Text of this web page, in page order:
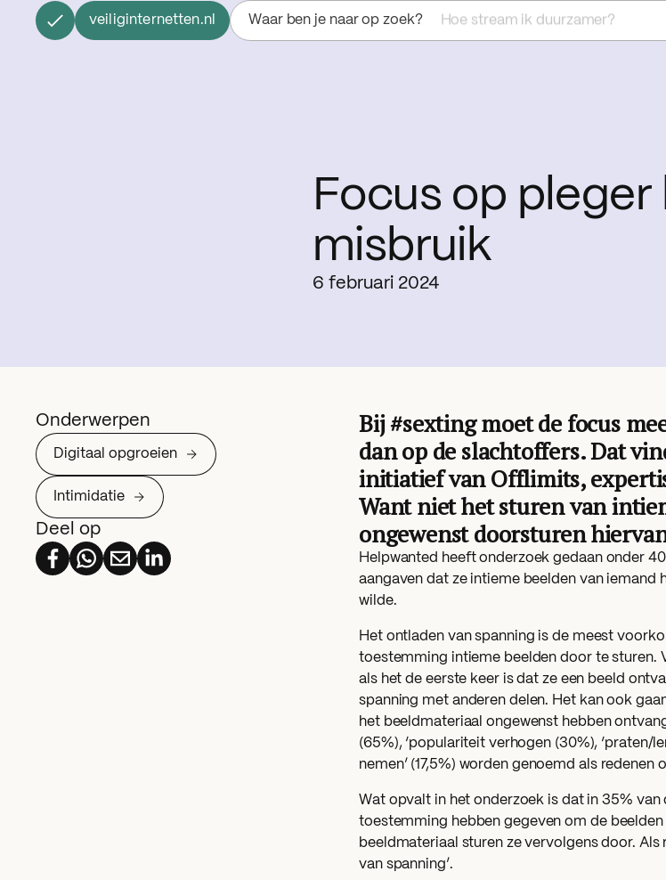
veiliginternetten.nl Waar ben je naar op zoek? Hoe stream ik duurzamer?
Focus op
misbruik
6 februari 2024
Bij #sexting moet de focus
dan op de slachtoffers. Dat
initiatief van Offlimits,
Want niet het sturen van
ongewenst doorsturen
Helpwanted heeft onderzoek gedaan onder
aangaven dat ze intieme beelden van
wilde.
Het ontladen van spanning is de meest
toestemming intieme beelden door te sturen.
als het de eerste keer is dat ze een beeld
spanning met anderen delen. Het kan ook
het beeldmateriaal ongewenst hebben
(65%), ‘populariteit verhogen (30%), ‘praten/
nemen’ (17,5%) worden genoemd als
Wat opvalt in het onderzoek is dat in 35%
toestemming hebben gegeven om de
beeldmateriaal sturen ze vervolgens door. Als
van spanning’.
Onderwerpen
Digitaal opgroeien
Intimidatie
Deel op